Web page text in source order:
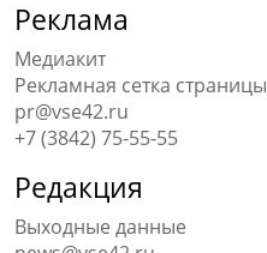
Реклама
Медиакит
Рекламная сетка страницы
pr@vse42.ru
+7 (3842) 75-55-55
Редакция
Выходные данные